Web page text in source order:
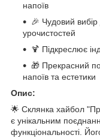
напоїв
🎉 Чудовий
урочистостей
🍹 Підкреслює
🎁 Прекрасний
напоїв та естетики
Опис:
🌟 Склянка хайбол
є унікальним
функціональності.